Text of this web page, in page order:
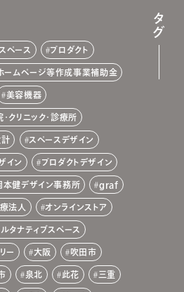
タグ
ペース プロダクト
ームページ等作成事業補助金
美容機器
・クリニック・診療所
スペースデザイン
イン プロダクトデザイン
本健デザイン事務所 graf
法人 オンラインストア
タナティブスペース
ー 大阪 吹田市
泉北 此花 三重